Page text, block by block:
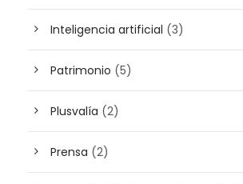
Inteligencia artificial (3)
Patrimonio (5)
Plusvalía (2)
Prensa (2)